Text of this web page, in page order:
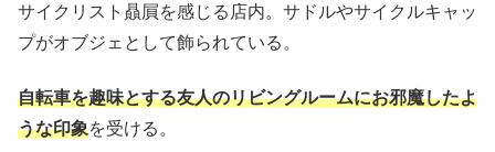
サイクリスト贔屓を感じる店内。サドルやサイクルキャッ
プがオブジェとして飾られている。
自転車を趣味とする友人のリビングルームにお邪魔したよ
うな印象を受ける。